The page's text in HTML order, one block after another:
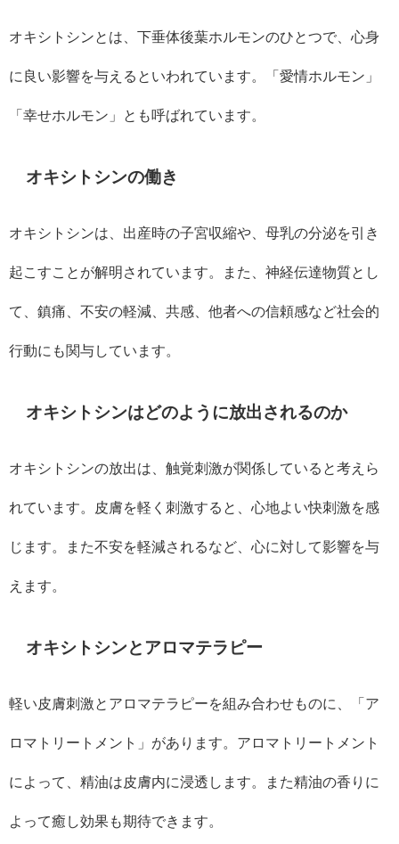
オキシトシンとは、下垂体後葉ホルモンのひとつで、心身
に良い影響を与えるといわれています。「愛情ホルモン」
「幸せホルモン」とも呼ばれています。
オキシトシンの働き
オキシトシンは、出産時の子宮収縮や、母乳の分泌を引き
起こすことが解明されています。また、神経伝達物質とし
て、鎮痛、不安の軽減、共感、他者への信頼感など社会的
行動にも関与しています。
オキシトシンはどのように放出されるのか
オキシトシンの放出は、触覚刺激が関係していると考えら
れています。皮膚を軽く刺激すると、心地よい快刺激を感
じます。また不安を軽減されるなど、心に対して影響を与
えます。
オキシトシンとアロマテラピー
軽い皮膚刺激とアロマテラピーを組み合わせものに、「ア
ロマトリートメント」があります。アロマトリートメント
によって、精油は皮膚内に浸透します。また精油の香りに
よって癒し効果も期待できます。